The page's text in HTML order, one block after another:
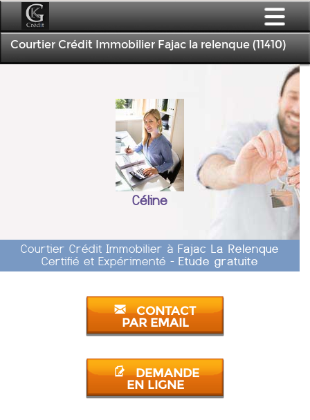
Courtier Crédit Immobilier Fajac la relenque (11410)
Céline
Courtier Crédit Immobilier à Fajac La Relenque
Certifié et Expérimenté - Etude gratuite
CONTACT
PAR EMAIL
DEMANDE
EN LIGNE